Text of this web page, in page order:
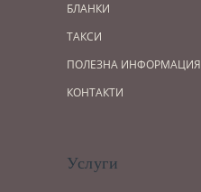
БЛАНКИ
ТАКСИ
ПОЛЕЗНА ИНФОРМАЦИЯ
КОНТАКТИ
Услуги